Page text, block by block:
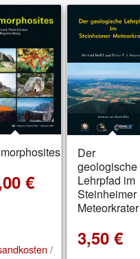
€
/
Der
geologische
Lehrpfad im
Steinheimer
Meteorkrater
3,50€